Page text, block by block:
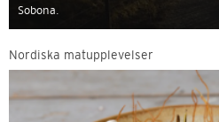
Sobona.
Nordiska matupplevelser